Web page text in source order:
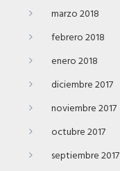
marzo 2018
febrero 2018
enero 2018
diciembre 2017
noviembre 2017
octubre 2017
septiembre 2017